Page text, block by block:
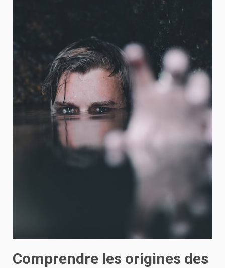
Comprendre les origines des